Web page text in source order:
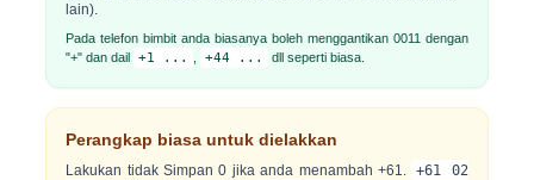
lain).
Pada telefon bimbit anda biasanya boleh menggantikan 0011 dengan
"+" dan dail
+1 ... +44 ... dll seperti biasa.
Perangkap biasa untuk dielakkan
Lakukan tidakSimpan 0 jika anda menambah +61. +61 02